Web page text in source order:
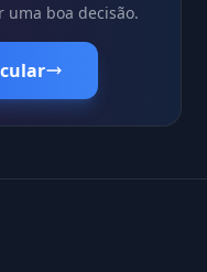
uma boa decisão.